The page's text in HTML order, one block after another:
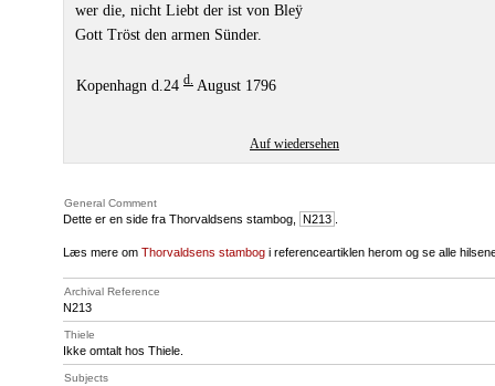
wer die, nicht Liebt der ist von Bleÿ
Gott Tröst den armen Sünder.
Kopenhagn d.24 d. August 1796
Auf wiedersehen
General Comment
Dette er en side fra Thorvaldsens stambog, N213
Læs mere om Thorvaldsens stambog i referenceartiklen herom og se alle
Archival Reference
N213
Thiele
Ikke omtalt hos Thiele.
Subjects